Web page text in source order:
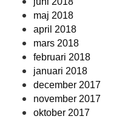
maj 2018
april 2018
mars 2018
februari 2018
januari 2018
december 2017
november 2017
oktober 2017